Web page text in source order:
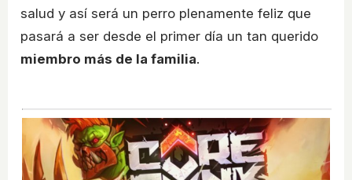
salud y así será un perro plenamente feliz que
pasará a ser desde el primer día un tan querido
miembro más de la familia.